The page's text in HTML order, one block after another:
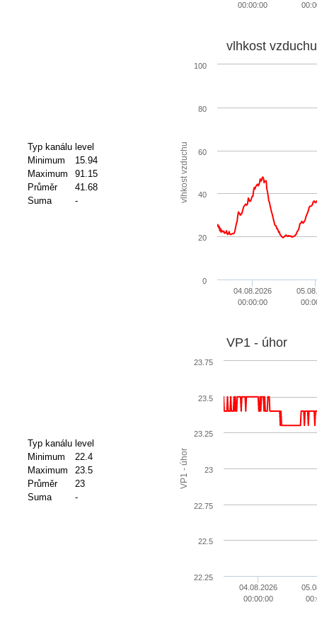
00:00:00
Typ kanálu level
Minimum
15.94
Maximum
91.15
Průměr
41.68
Suma
- vlhkost vzduchu
vlhkost vzduchu
04.08.2026
00:00:00
0
20
40
60
80
100
Typ kanálu level
Minimum
22.4
Maximum
23.5
Průměr
23
Suma
-
VP1 - úhor
VP1 - úhor
04.08.2026
00:00:00
22.25
22.5
22.75
23
23.25
23.5
23.75